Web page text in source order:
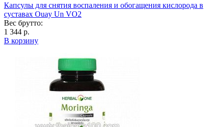
Капсулы для снятия воспаления и обогащения кислорода в
суставах Ouay Un VO2
Вес брутто:
1 344 р.
В корзину